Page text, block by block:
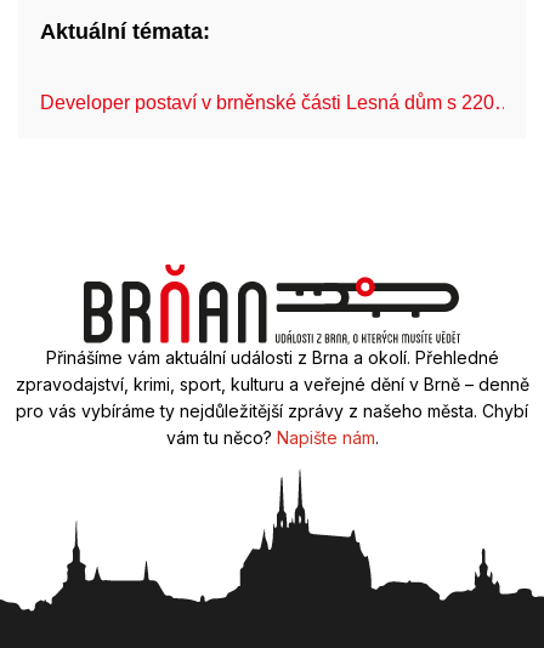
Aktuální témata:
Developer postaví v brněnské části Lesná dům s 220…
Přinášíme vám aktuální události z Brna a okolí. Přehledné
zpravodajství, krimi, sport, kulturu a veřejné dění v Brně – denně
pro vás vybíráme ty nejdůležitější zprávy z našeho města. Chybí
vám tu něco? Napište nám.